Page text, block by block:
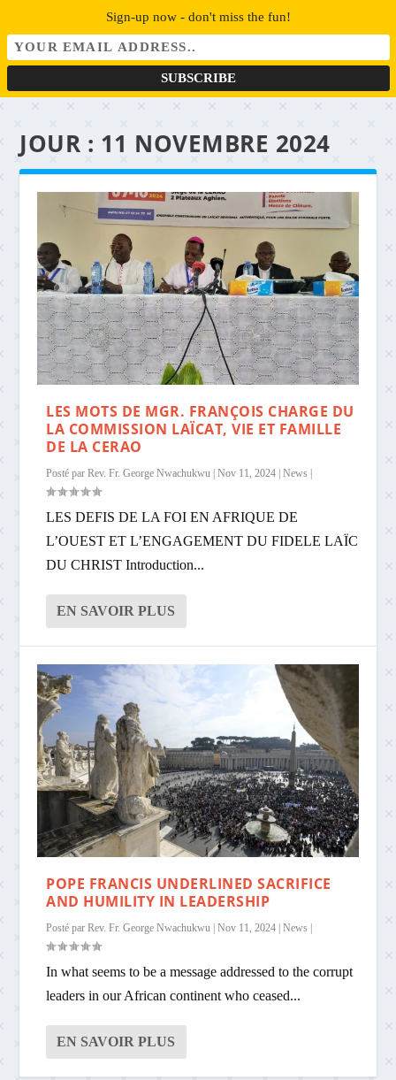
JOUR : 11 NOVEMBRE 2024
LES MOTS DE MGR. FRANÇOIS CHARGE DU
LA COMMISSION LAÏCAT, VIE ET FAMILLE
DE LA CERAO
Posté parRev. Fr. George Nwachukwu |Nov 11, 2024 |News |
LES DEFIS DE LA FOI EN AFRIQUE DE
L’OUEST ET L’ENGAGEMENT DU FIDELE LAÏC
DU CHRIST Introduction...
EN SAVOIR PLUS
POPE FRANCIS UNDERLINED SACRIFICE
AND HUMILITY IN LEADERSHIP
Posté parRev. Fr. George Nwachukwu |Nov 11, 2024 |News |
In what seems to be a message addressed to the corrupt
leaders in our African continent who ceased...
EN SAVOIR PLUS
Sign-up now - don't miss the fun!